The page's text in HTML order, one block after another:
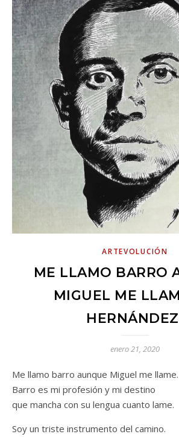
ARTEVOLUCIÓN
ME LLAMO BARRO
MIGUEL ME
enero 21, 2020
Me llamo barro aunque Miguel me llame.
Barro es mi profesión y mi destino
que mancha con su lengua cuanto lame.
Soy un triste instrumento del camino.